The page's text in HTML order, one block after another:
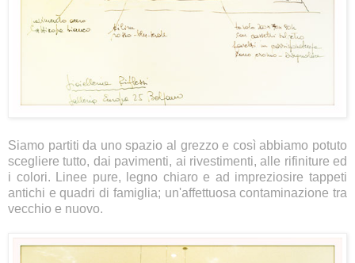
Siamo partiti da uno spazio al grezzo e così abbiamo potuto
scegliere tutto, dai pavimenti, ai rivestimenti, alle rifiniture ed
i colori. Linee pure, legno chiaro e ad impreziosire tappeti
antichi e quadri di famiglia; un'affettuosa contaminazione tra
vecchio e nuovo.